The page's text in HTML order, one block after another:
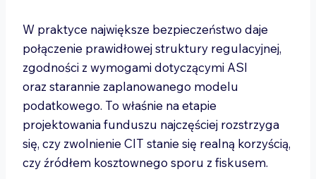
W praktyce największe bezpieczeństwo daje
połączenie prawidłowej struktury regulacyjnej,
zgodności z wymogami dotyczącymi ASI
oraz starannie zaplanowanego modelu
podatkowego. To właśnie na etapie
projektowania funduszu najczęściej rozstrzyga
się, czy zwolnienie CIT stanie się realną korzyścią,
czy źródłem kosztownego sporu z fiskusem.